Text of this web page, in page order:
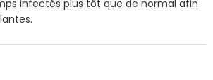
infectés plus tôt que de normal afin